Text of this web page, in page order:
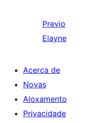
Previo
Elayne
Acerca de
Novas
Aloxamento
Privacidade